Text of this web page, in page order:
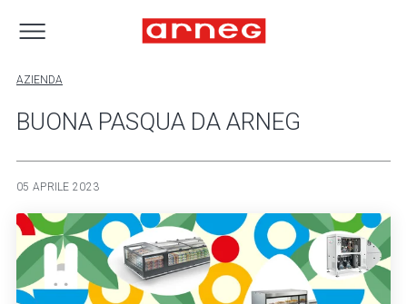
AZIENDA
BUONA PASQUA DA ARNEG
05 APRILE 2023